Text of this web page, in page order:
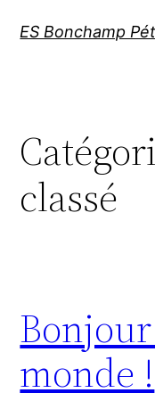
ES Bonchamp
classé
monde !